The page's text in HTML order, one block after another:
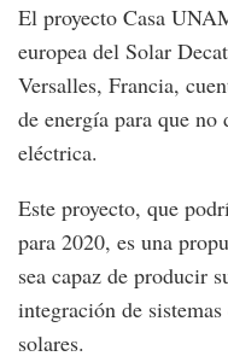
El proyecto Casa
europea del Solar
Versalles, Francia,
de energía para que no
eléctrica.
Este proyecto, que
para 2020, es una
sea capaz de producir
integración de
solares.